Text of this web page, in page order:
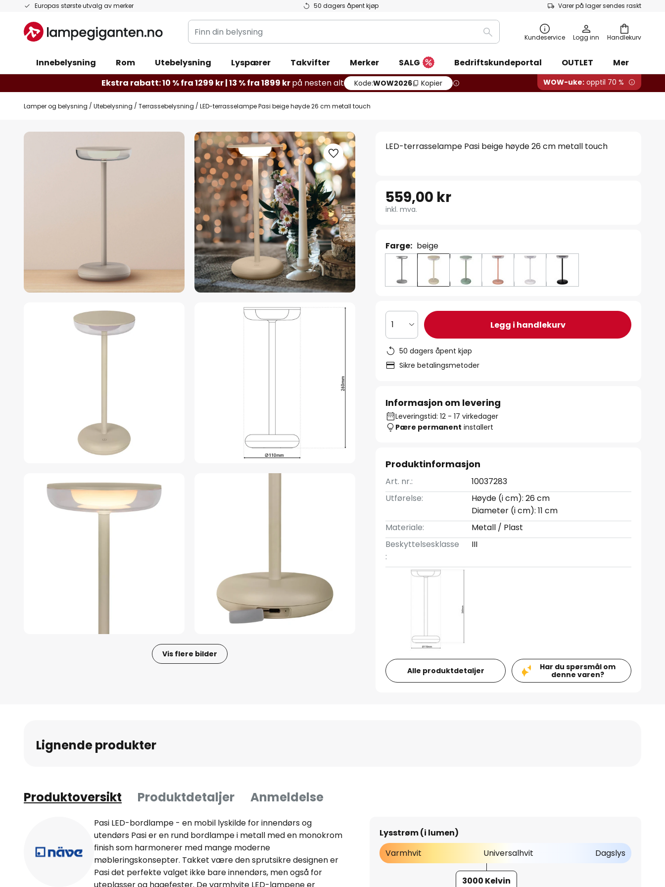
Europas største utvalg av merker 50 dagers åpent kjøp Varer på lager sendes raskt
Hopp
innhold
Handlekurv
Finn
din
Søk Kundeservice Logg inn
Innebelysning Rom Utebelysning Lyspærer Takvifter Merker SALG Bedriftskundeportal OUTLET
Mer
Ekstra rabatt: 10 % fra 1299 kr | 13 % fra 1899 krpå nesten alt Kode:WOW2026 Kopier WOW-uke: opptil 70 %
Lamper og belysning Utebelysning Terrassebelysning LED-terrasselampe Pasi beige høyde 26 cm metall touch
Gå
Vis flere bilder
LED-terrasselampe Pasi beige høyde 26 cm metall touch
559,00 kr
inkl. mva.
Farge: beige
1 Legg i handlekurv
50 dagers åpent kjøp
Sikre betalingsmetoder
Informasjon om levering
Leveringstid: 12 - 17 virkedager
Pære permanent installert
Produktinformasjon
Art. nr.:
10037283
Utførelse:
Høyde (i cm): 26 cm
Diameter (i cm): 11 cm
Materiale:
Metall / Plast
Beskyttelsesklasse
:
III
Alle produktdetaljer
Har du spørsmål om
denne varen?
Lignende produkter
Produktoversikt Produktdetaljer Anmeldelse
Pasi LED-bordlampe - en mobil lyskilde for innendørs og
utendørs Pasi er en rund bordlampe i metall med en monokrom
finish som harmonerer med mange moderne
møbleringskonsepter. Takket være den sprutsikre designen er
Pasi det perfekte valget ikke bare innendørs, men også for
uteplasser og hagefester. De varmhvite LED-lampene er
Lysstrøm (i lumen)
Varmhvit
Universalhvit Dagslys
3000 Kelvin